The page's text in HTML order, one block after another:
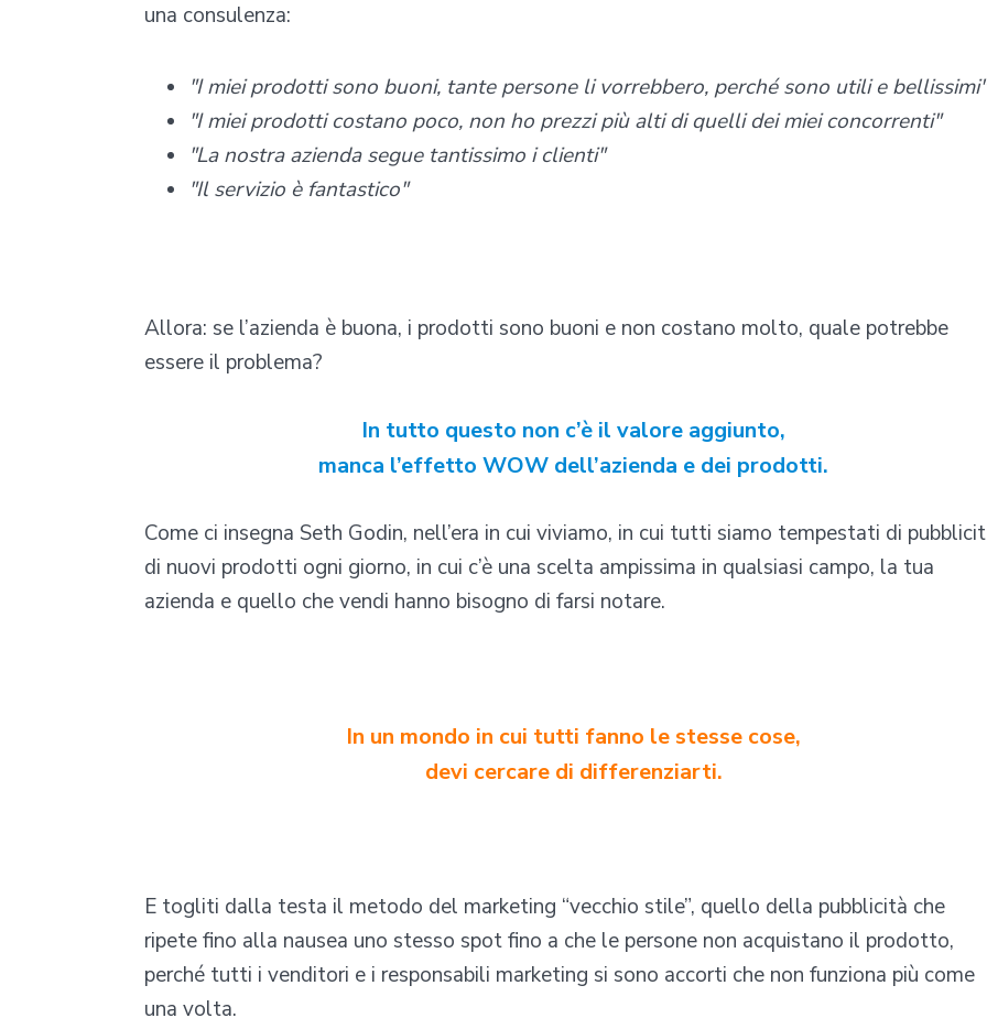
una consulenza:
"I miei prodotti sono buoni, tante persone li vorrebbero, perché sono utili e bellissimi"
"I miei prodotti costano poco, non ho prezzi più alti di quelli dei miei concorrenti"
"La nostra azienda segue tantissimo i clienti"
"Il servizio è fantastico"
Allora: se l’azienda è buona, i prodotti sono buoni e non costano molto, quale potrebbe
essere il problema?
In tutto questo non c’è il valore aggiunto,
manca l’effetto WOW dell’azienda e dei prodotti.
Come ci insegna Seth Godin, nell’era in cui viviamo, in cui tutti siamo tempestati di
di nuovi prodotti ogni giorno, in cui c’è una scelta ampissima in qualsiasi campo, la tua
azienda e quello che vendi hanno bisogno di farsi notare.
In un mondo in cui tutti fanno le stesse cose,
devi cercare di differenziarti.
E togliti dalla testa il metodo del marketing “vecchio stile”, quello della pubblicità che
ripete fino alla nausea uno stesso spot fino a che le persone non acquistano il prodotto,
perché tutti i venditori e i responsabili marketing si sono accorti che non funziona più come
una volta.